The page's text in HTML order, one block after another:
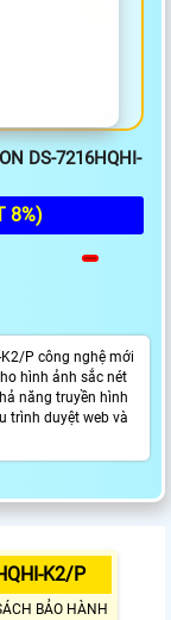
DS-7216HQHI-
8%)
P công nghệ mới
hình ảnh sắc nét
năng truyền hình
trình duyệt web và
K2/P
BẢO HÀNH